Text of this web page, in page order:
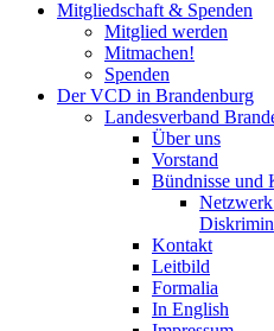
Mitgliedschaft & Spenden
Mitglied werden
Mitmachen!
Spenden
Der VCD in Brandenburg
Landesverband
Über uns
Vorstand
Bündnisse und
Kontakt
Leitbild
Formalia
In English